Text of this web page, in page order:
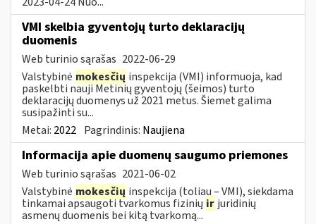
VMI skelbia gyventojų turto deklaracijų
duomenis
Web turinio sąrašas 2022-06-29
Valstybinė mokesčių inspekcija (VMI) informuoja, kad
paskelbti nauji Metinių gyventojų (šeimos) turto
deklaracijų duomenys už 2021 metus. Šiemet galima
susipažinti su...
Metai: 2022 Pagrindinis: Naujiena
Informacija apie duomenų saugumo priemones
Web turinio sąrašas 2021-06-02
Valstybinė mokesčių inspekcija (toliau – VMI), siekdama
tinkamai apsaugoti tvarkomus fizinių ir juridinių
asmenų duomenis bei kitą tvarkomą...